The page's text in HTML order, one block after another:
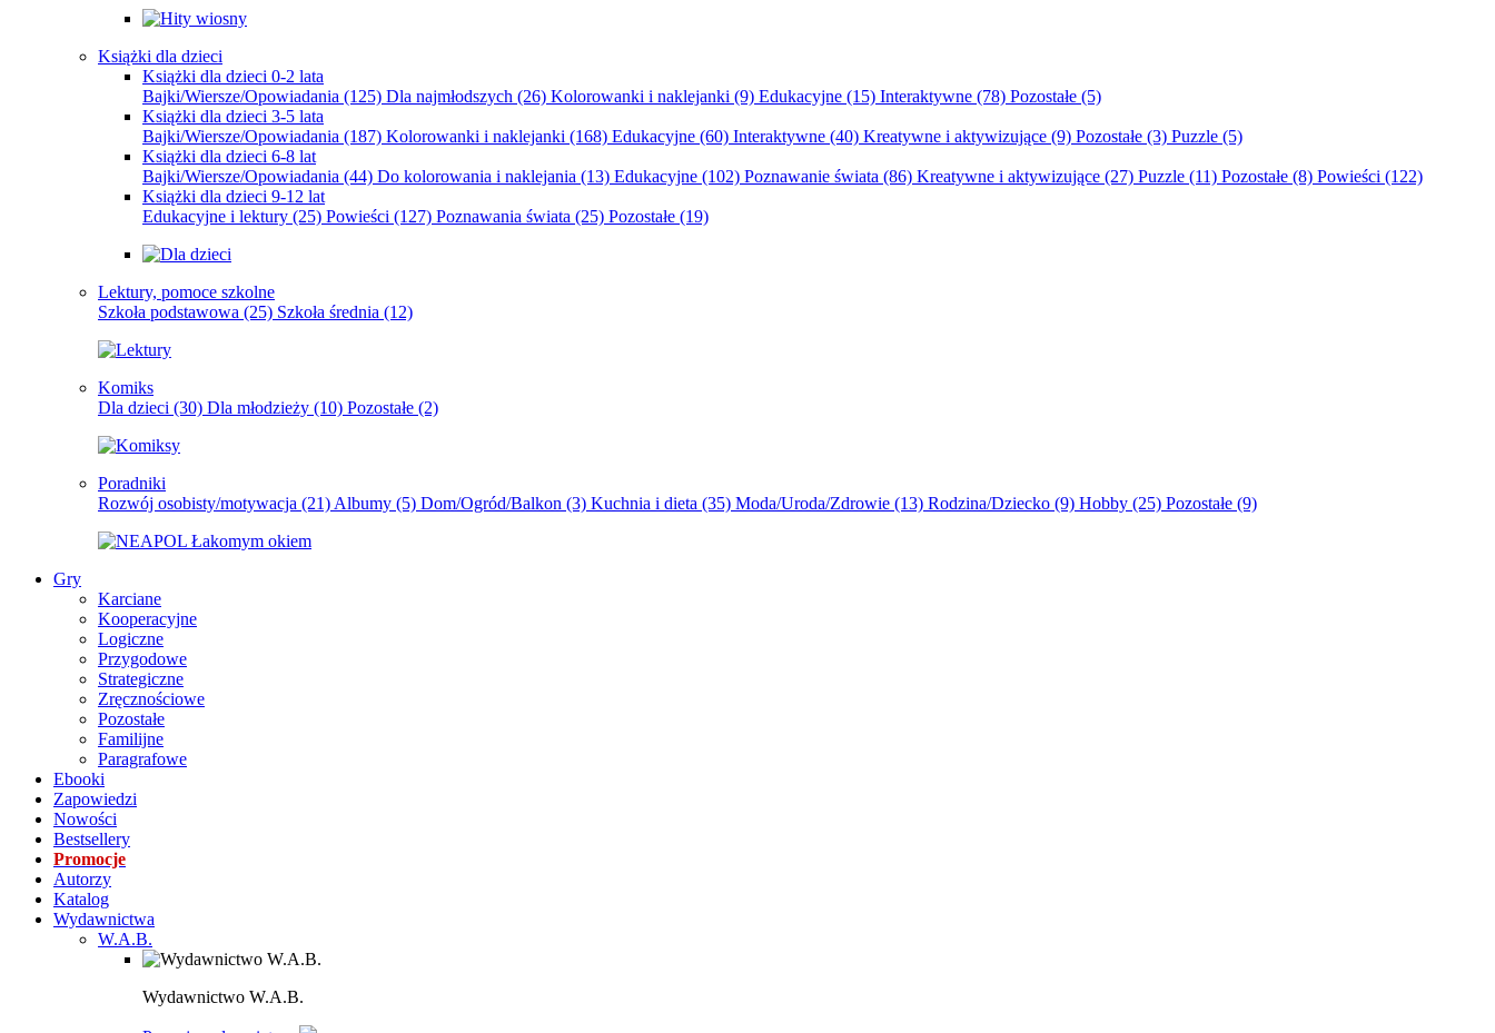
Książki dla dzieci
Książki dla dzieci 0-2 lata
Bajki/Wiersze/Opowiadania (125) Dla najmłodszych (26) Kolorowanki i naklejanki (9) Edukacyjne (15) Interaktywne (78) Pozostałe (5)
Książki dla dzieci 3-5 lata
Bajki/Wiersze/Opowiadania (187) Kolorowanki i naklejanki (168) Edukacyjne (60) Interaktywne (40) Kreatywne i aktywizujące (9) Pozostałe (3) Puzzle (5)
Książki dla dzieci 6-8 lat
Bajki/Wiersze/Opowiadania (44) Do kolorowania i naklejania (13) Edukacyjne (102) Poznawanie świata (86) Kreatywne i aktywizujące (27) Puzzle (11) Pozostałe (8) Powieści (122)
Książki dla dzieci 9-12 lat
Edukacyjne i lektury (25) Powieści (127) Poznawania świata (25) Pozostałe (19)
Lektury, pomoce szkolne
Szkoła podstawowa (25) Szkoła średnia (12)
Komiks
Dla dzieci (30) Dla młodzieży (10) Pozostałe (2)
Poradniki
Rozwój osobisty/motywacja (21) Albumy (5) Dom/Ogród/Balkon (3) Kuchnia i dieta (35) Moda/Uroda/Zdrowie (13) Rodzina/Dziecko (9) Hobby (25) Pozostałe (9)
Gry
Karciane
Kooperacyjne
Logiczne
Przygodowe
Strategiczne
Zręcznościowe
Pozostałe
Familijne
Paragrafowe
Ebooki
Zapowiedzi
Nowości
Bestsellery
Promocje
Autorzy
Katalog
Wydawnictwa
W.A.B.
Wydawnictwo W.A.B.